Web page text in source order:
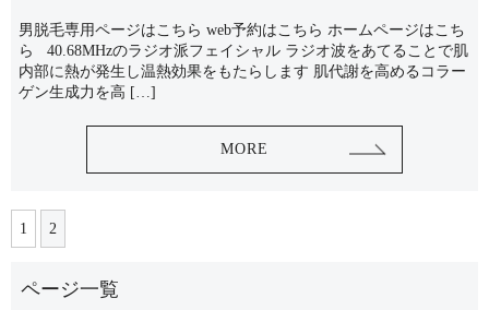
男脱毛専用ページはこちら web予約はこちら ホームページはこち
ら 40.68MHzのラジオ派フェイシャル ラジオ波をあてることで肌
内部に熱が発生し温熱効果をもたらします 肌代謝を高めるコラー
ゲン生成力を高 […]
MORE
1 2